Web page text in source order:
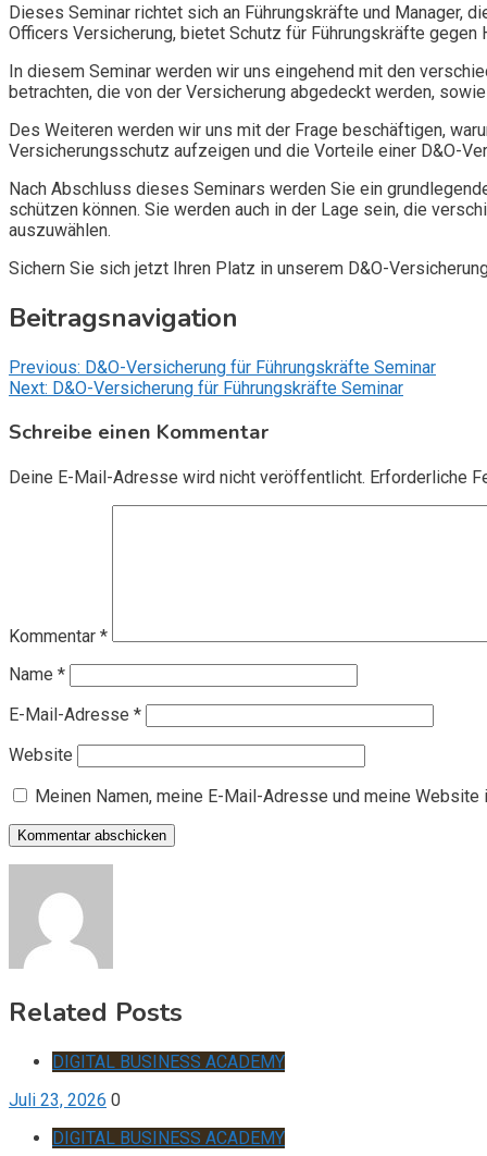
Dieses Seminar richtet sich an Führungskräfte und Manager,
Officers Versicherung, bietet Schutz für Führungskräfte
In diesem Seminar werden wir uns eingehend mit den
betrachten, die von der Versicherung abgedeckt werden,
Des Weiteren werden wir uns mit der Frage beschäftigen,
Versicherungsschutz aufzeigen und die Vorteile einer D&O-
Nach Abschluss dieses Seminars werden Sie ein
schützen können. Sie werden auch in der Lage sein, die
auszuwählen.
Sichern Sie sich jetzt Ihren Platz in unserem D&O-
Beitragsnavigation
Previous: D&O-Versicherung für Führungskräfte Seminar
Next: D&O-Versicherung für Führungskräfte Seminar
Schreibe einen Kommentar
Deine E-Mail-Adresse wird nicht veröffentlicht. Erforderliche
Kommentar *
Name *
E-Mail-Adresse *
Website
Meinen Namen, meine E-Mail-Adresse und meine
Related Posts
DIGITAL BUSINESS ACADEMY
Juli 23, 2026 0
DIGITAL BUSINESS ACADEMY